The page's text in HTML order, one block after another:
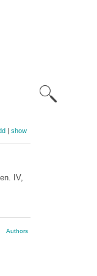
| show
IV,
Authors